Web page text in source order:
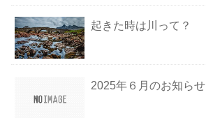
起きた時は川って？
2025年６月のお知らせ